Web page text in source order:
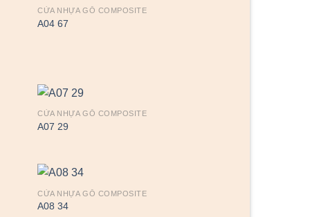
CỬA NHỰA GỖ COMPOSITE
A04 67
CỬA NHỰA GỖ COMPOSITE
A07 29
CỬA NHỰA GỖ COMPOSITE
A08 34